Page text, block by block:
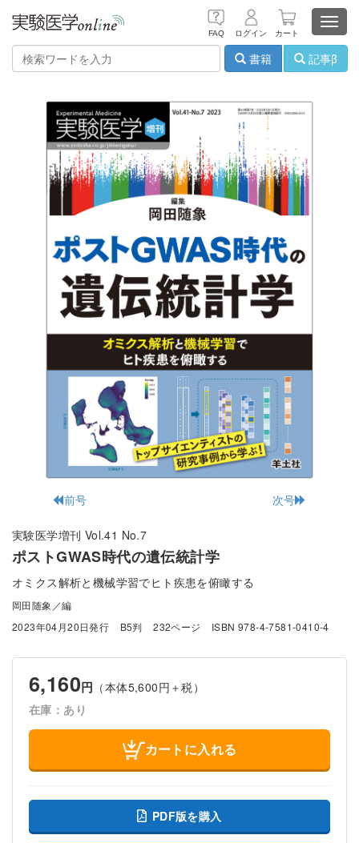
FAQ ログイン カート
書籍
記事β
前号 次号
実験医学増刊 Vol.41 No.7
ポストGWAS時代の遺伝統計学
オミクス解析と機械学習でヒト疾患を俯瞰する
岡田随象／編
2023年04月20日発行
B5判 232ページ ISBN 978-4-7581-0410-4
6,160円 （本体5,600円＋税）
在庫：あり
カートに入れる
PDF版を購入